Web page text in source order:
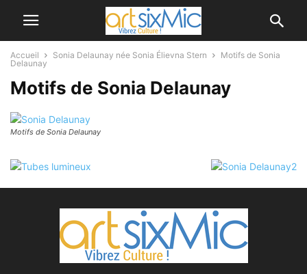
Accueil Sonia Delaunay née Sonia Élievna Stern
Motifs de Sonia
Delaunay
Motifs de Sonia Delaunay
Motifs de Sonia Delaunay